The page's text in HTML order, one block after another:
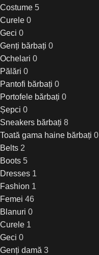
Costume 5
Curele 0
Geci 0
Genți bărbați 0
Ochelari 0
Pălări 0
Pantofi bărbați 0
Portofele bărbați 0
Șepci 0
Sneakers bărbați 8
Toată gama haine bărbați 0
Belts 2
Boots 5
Dresses 1
Fashion 1
Femei 46
Blanuri 0
Curele 1
Geci 0
Genți damă 3